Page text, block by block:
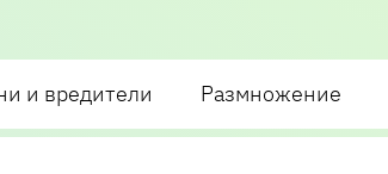
и вредители Размножение